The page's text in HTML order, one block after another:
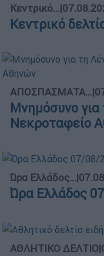
Κεντρικό...|
Κεντρικό
ΑΠΟΣΠΑΣΜΑΤΑ...|
Μνημόσυνο
Νεκροταφείο
Ώρα Ελλάδος...|
Ώρα Ελλάδος
ΑΘΛΗΤΙΚΟ ΔΕΛΤΙΟ|